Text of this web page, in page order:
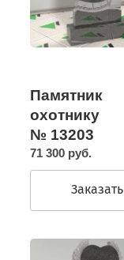
Памятник
охотнику
№ 13203
71 300 руб.
Заказать